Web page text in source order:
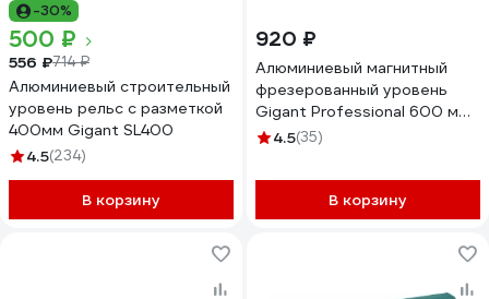
-30%
500 ₽
556 ₽714 ₽
Алюминиевый строительный
уровень рельс с разметкой
400мм Gigant SL400
4.5(234)
В корзину
920 ₽
Алюминиевый магнитный
фрезерованный уровень
Gigant Professional 600 мм
3 глазка GPGW-60-1
4.5(35)
В корзину